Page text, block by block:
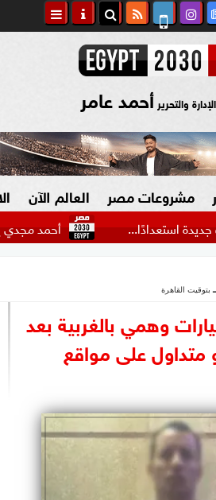
والتحرير أحمد عامر
السياسة
مشروعات مصر العالم الآن
أحمد مجدي يكشف
بتوقيت القاهرة
وهمي بالغربية بعد
على مواقع